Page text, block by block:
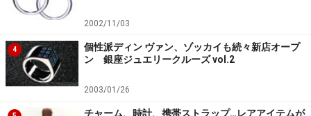
2002/11/03
4
個性派ディン ヴァン、ゾッカイも続々新店オープ
ン 銀座ジュエリークルーズ vol.2
2003/01/26
チャーム、時計、携帯ストラップ…レアアイテムが